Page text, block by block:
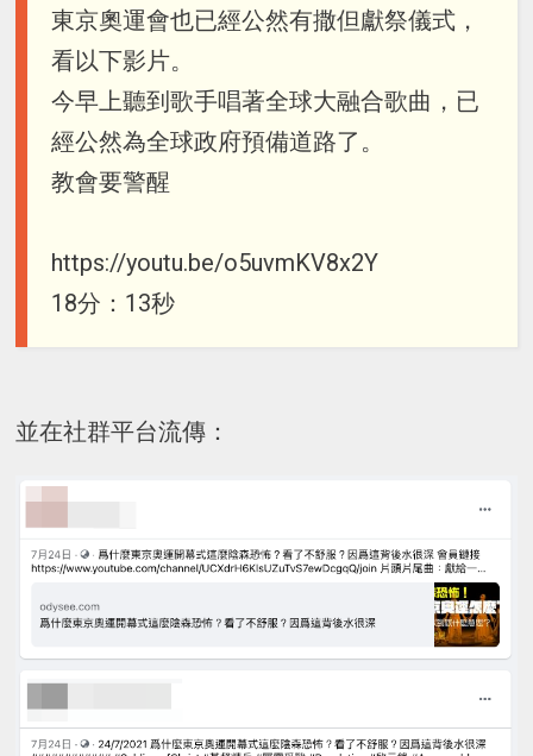
東京奧運會也已經公然有撒但獻祭儀式，
看以下影片。
今早上聽到歌手唱著全球大融合歌曲，已
經公然為全球政府預備道路了。
教會要警醒
https://youtu.be/o5uvmKV8x2Y
18分：13秒
並在社群平台流傳：